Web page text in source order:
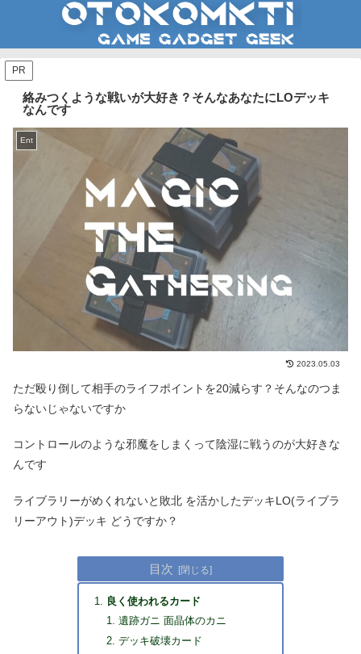
PR
絡みつくような戦いが大好き？そんなあなたにLOデッキ
なんです
Ent
2023.05.03
ただ殴り倒して相手のライフポイントを20減らす？そんなのつま
らないじゃないですか
コントロールのような邪魔をしまくって陰湿に戦うのが大好きな
んです
ライブラリーがめくれないと敗北 を活かしたデッキLO(ライブラ
リーアウト)デッキ どうですか？
目次
良く使われるカード
遺跡ガニ 面晶体のカニ
デッキ破壊カード